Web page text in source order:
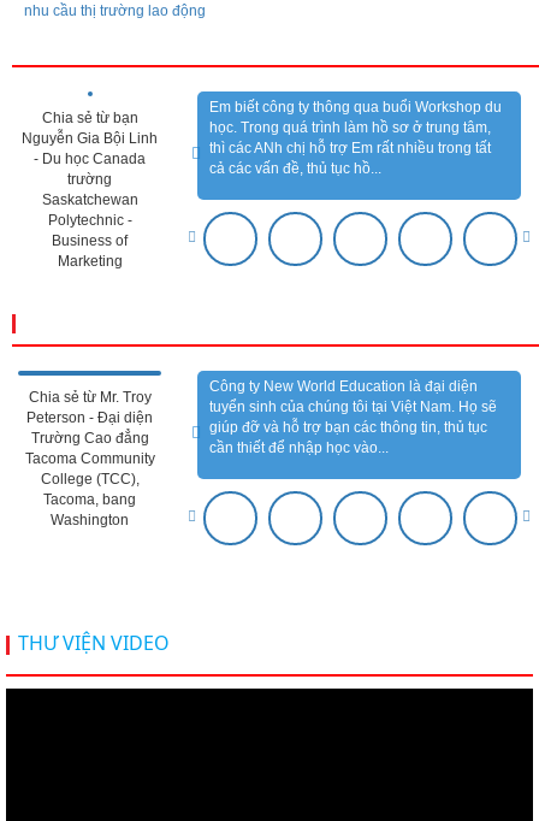
nhu cầu thị trường lao động
Chia sẻ từ bạn
Nguyễn Gia Bội Linh
- Du học Canada
trường
Saskatchewan
Polytechnic -
Business of
Marketing
Em biết công ty thông qua buổi Workshop du
học. Trong quá trình làm hồ sơ ở trung tâm,
thì các ANh chị hỗ trợ Em rất nhiều trong tất
cả các vấn đề, thủ tục hồ...
Chia sẻ từ Mr. Troy
Peterson - Đại diện
Trường Cao đẳng
Tacoma Community
College (TCC),
Tacoma, bang
Washington
Công ty New World Education là đại diện
tuyển sinh của chúng tôi tại Việt Nam. Họ sẽ
giúp đỡ và hỗ trợ bạn các thông tin, thủ tục
cần thiết để nhập học vào...
THƯ VIỆN VIDEO